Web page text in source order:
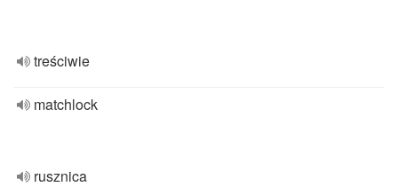
treściwie
matchlock
rusznica